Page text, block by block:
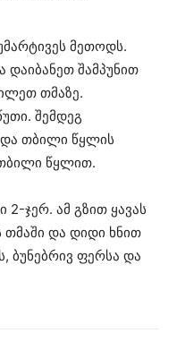
მეთოდს.
შამპუნით
თმაზე.
შემდეგ
თბილი წყლის
წყლით.
2-ჯერ. ამ გზით ყავას
თმაში და დიდი ხნით
ბუნებრივ ფერსა და